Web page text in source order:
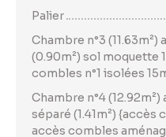
Palier
Chambre n°3 (11.63m²)
(0.90m²) sol moquette
combles n°1 isolées
Chambre n°4
séparé (1.41m²) {accès
accès combles